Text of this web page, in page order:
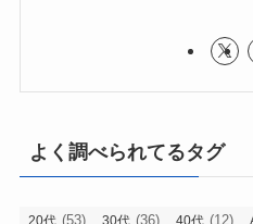
よく調べられてるタグ
(53) (36) (12)